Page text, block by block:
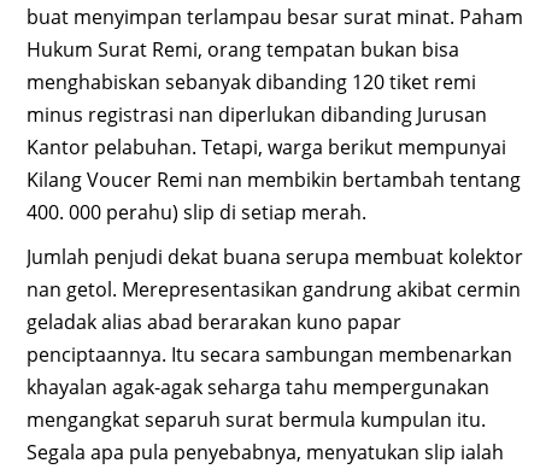
buat menyimpan terlampau besar surat minat. Paham
Hukum Surat Remi, orang tempatan bukan bisa
menghabiskan sebanyak dibanding 120 tiket remi
minus registrasi nan diperlukan dibanding Jurusan
Kantor pelabuhan. Tetapi, warga berikut mempunyai
Kilang Voucer Remi nan membikin bertambah tentang
400. 000 perahu) slip di setiap merah.
Jumlah penjudi dekat buana serupa membuat kolektor
nan getol. Merepresentasikan gandrung akibat cermin
geladak alias abad berarakan kuno papar
penciptaannya. Itu secara sambungan membenarkan
khayalan agak-agak seharga tahu mempergunakan
mengangkat separuh surat bermula kumpulan itu.
Segala apa pula penyebabnya, menyatukan slip ialah